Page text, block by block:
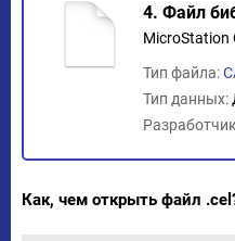
4. Файл
MicroStation
Тип файла:
Тип данных:
Как, чем открыть файл